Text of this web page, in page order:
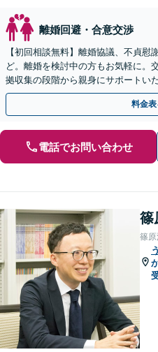
離婚回避・合意交渉
【初回相談無料】離婚協議、不貞慰
ど。離婚を検討中の方もお気軽に。
拠収集の段階から親身にサポートい
付】【赤坂駅3分】【男女の弁護士
料金
電話でお問い合わせ
篠
篠